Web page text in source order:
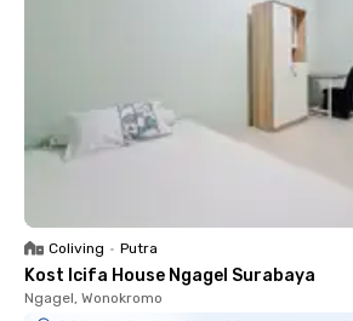
Coliving • Putra
Kost Icifa House Ngagel Surabaya
Ngagel, Wonokromo